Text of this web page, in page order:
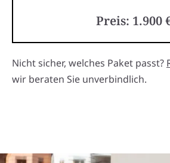
Preis: 1.900
Nicht sicher, welches Paket passt?
wir beraten Sie unverbindlich.